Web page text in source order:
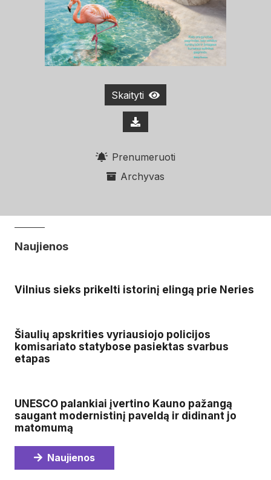
Skaityti
Prenumeruoti
Archyvas
Naujienos
Vilnius sieks prikelti istorinį elingą prie Neries
Šiaulių apskrities vyriausiojo policijos
komisariato statybose pasiektas svarbus
etapas
UNESCO palankiai įvertino Kauno pažangą
saugant modernistinį paveldą ir didinant jo
matomumą
Naujienos